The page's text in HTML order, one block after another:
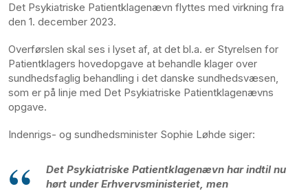
Det Psykiatriske Patientklagenævn flyttes med virkning fra
den 1. december 2023.
Overførslen skal ses i lyset af, at det bl.a. er Styrelsen for
Patientklagers hovedopgave at behandle klager over
sundhedsfaglig behandling i det danske sundhedsvæsen,
som er på linje med Det Psykiatriske Patientklagenævns
opgave.
Indenrigs- og sundhedsminister Sophie Løhde siger:
Det Psykiatriske Patientklagenævn har indtil nu
hørt under Erhvervsministeriet, men